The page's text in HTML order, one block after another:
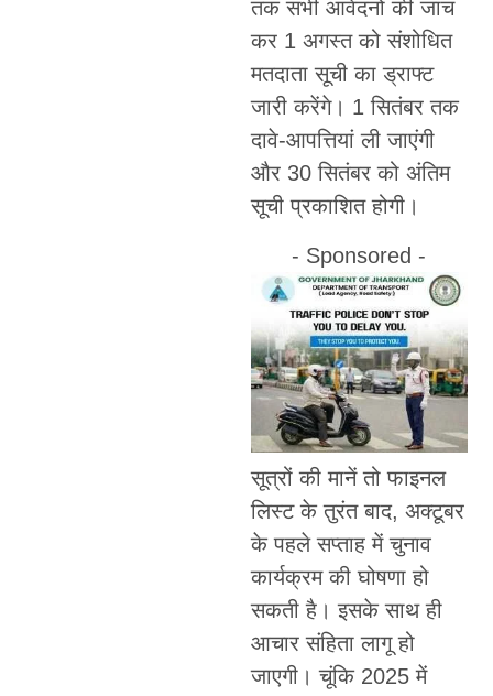
तक सभी आवेदनों की जांच
कर 1 अगस्त को संशोधित
मतदाता सूची का ड्राफ्ट
जारी करेंगे। 1 सितंबर तक
दावे-आपत्तियां ली जाएंगी
और 30 सितंबर को अंतिम
सूची प्रकाशित होगी।
- Sponsored -
सूत्रों की मानें तो फाइनल
लिस्ट के तुरंत बाद, अक्टूबर
के पहले सप्ताह में चुनाव
कार्यक्रम की घोषणा हो
सकती है। इसके साथ ही
आचार संहिता लागू हो
जाएगी। चूंकि 2025 में